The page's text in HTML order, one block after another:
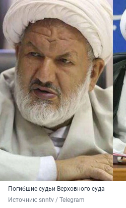
Погибшие судьи Верховного суда
Источник: snntv / Telegram